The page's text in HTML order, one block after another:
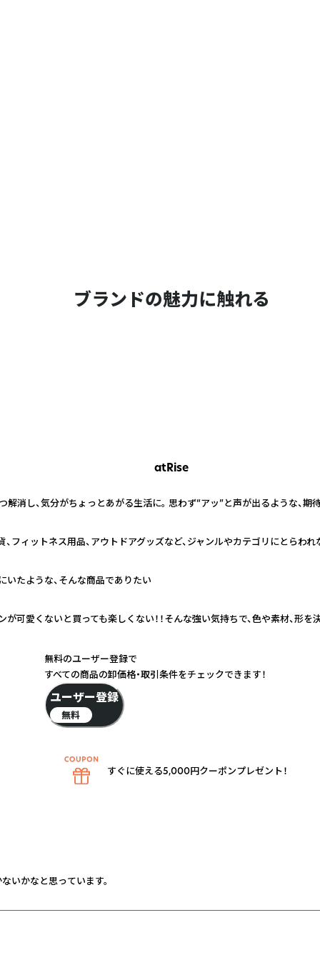
ブランドの魅力に触れる
atRise
消し、気分がちょっとあがる生活に。 思わず“アッ”と声が出るような、期
フィットネス用品、アウトドアグッズなど、ジャンルやカテゴリにとらわ
いたような、そんな商品でありたい
可愛くないと買っても楽しくない！！そんな強い気持ちで、色や素材、形を
いかなと思っています。
無料のユーザー登録で
すべての商品の卸価格・取引条件をチェックできます！
ユーザー登録
無料
すぐに使える5,000円クーポンプレゼント！